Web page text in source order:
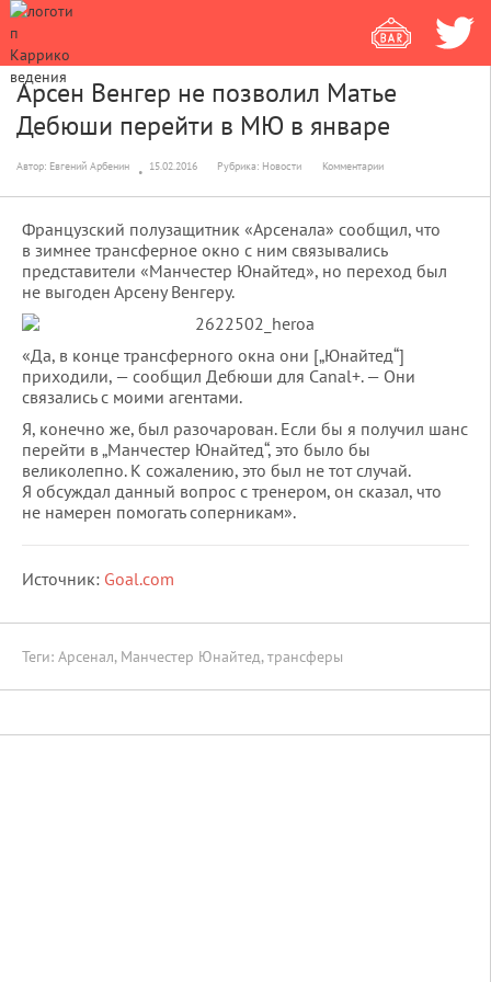
Арсен Венгер не позволил Матье
Дебюши перейти в МЮ в январе
Автор: Евгений Арбенин 15.02.2016 Рубрика: Новости Комментарии
Французский полузащитник «Арсенала» сообщил, что
в зимнее трансферное окно с ним связывались
представители «Манчестер Юнайтед», но переход был
не выгоден Арсену Венгеру.
«Да, в конце трансферного окна они [„Юнайтед“]
приходили, — сообщил Дебюши для Canal+. — Они
связались с моими агентами.
Я, конечно же, был разочарован. Если бы я получил шанс
перейти в „Манчестер Юнайтед“, это было бы
великолепно. К сожалению, это был не тот случай.
Я обсуждал данный вопрос с тренером, он сказал, что
не намерен помогать соперникам».
Источник: Goal.com
Теги: Арсенал, Манчестер Юнайтед,трансферы